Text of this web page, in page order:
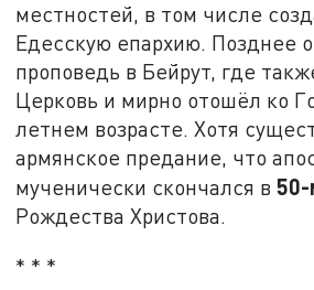
местностей, в том числе
Едесскую епархию. Позднее
проповедь в Бейрут, где
Церковь и мирно отошёл ко
летнем возрасте. Хотя
армянское предание, что
мученически скончался в50-
Рождества Христова.
* * *